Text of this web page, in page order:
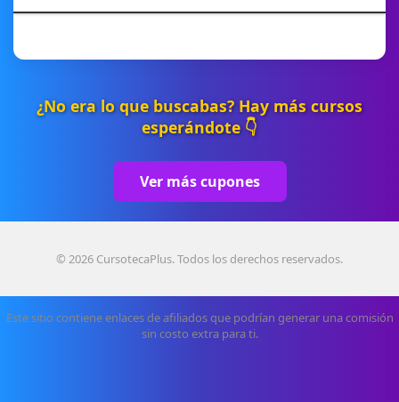
¿No era lo que buscabas? Hay más cursos
esperándote 👇
Ver más cupones
© 2026 CursotecaPlus. Todos los derechos reservados.
Este sitio contiene enlaces de afiliados que podrían generar una comisión
sin costo extra para ti.